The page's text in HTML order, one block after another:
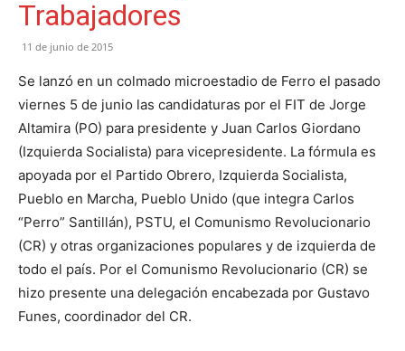
Trabajadores
11 de junio de 2015
Se lanzó en un colmado microestadio de Ferro el pasado
viernes 5 de junio las candidaturas por el FIT de Jorge
Altamira (PO) para presidente y Juan Carlos Giordano
(Izquierda Socialista) para vicepresidente. La fórmula es
apoyada por el Partido Obrero, Izquierda Socialista,
Pueblo en Marcha, Pueblo Unido (que integra Carlos
“Perro” Santillán), PSTU, el Comunismo Revolucionario
(CR) y otras organizaciones populares y de izquierda de
todo el país. Por el Comunismo Revolucionario (CR) se
hizo presente una delegación encabezada por Gustavo
Funes, coordinador del CR.